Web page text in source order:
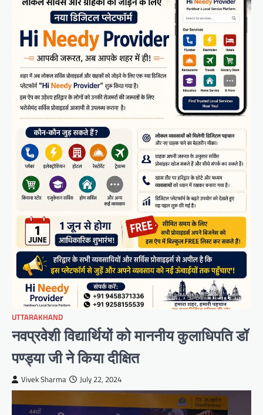
UTTARAKHAND
नवप्रवेशी विद्यार्थियों को माननीय कुलाधिपति डॉ
पण्ड्या जी ने किया दीक्षित
Vivek Sharma July 22, 2024